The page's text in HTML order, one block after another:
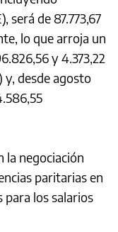
será de 87.773,67
lo que arroja un
y 4.373,22
y, desde agosto
la negociación
paritarias en
los salarios